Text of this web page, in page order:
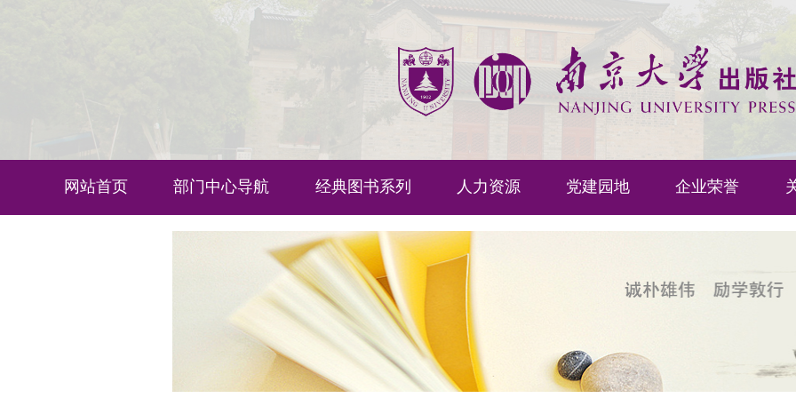
网站首页 部门中心导航 经典图书系列 人力资源 党建园地 企业荣誉